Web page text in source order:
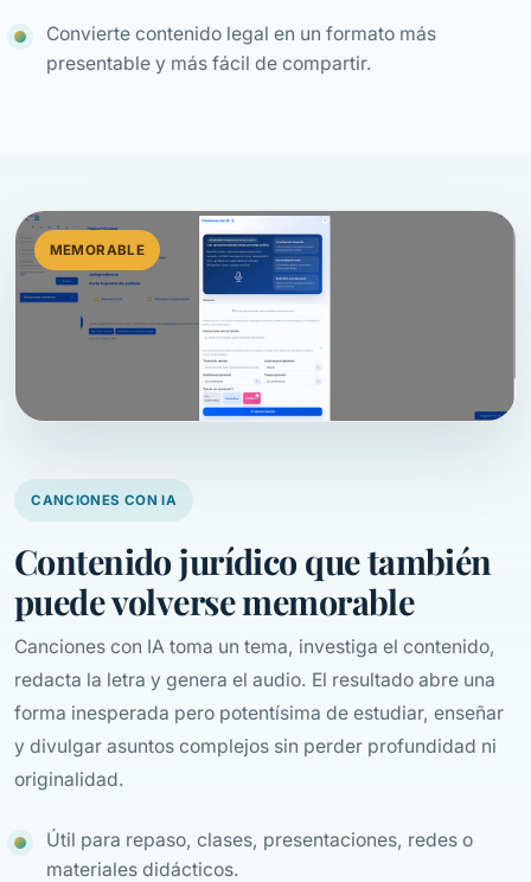
Convierte contenido legal en un formato más
presentable y más fácil de compartir.
MEMORABLE
CANCIONES CON IA
Contenido jurídico que también
puede volverse memorable
Canciones con IA toma un tema, investiga el contenido,
redacta la letra y genera el audio. El resultado abre una
forma inesperada pero potentísima de estudiar, enseñar
y divulgar asuntos complejos sin perder profundidad ni
originalidad.
Útil para repaso, clases, presentaciones, redes o
materiales didácticos.